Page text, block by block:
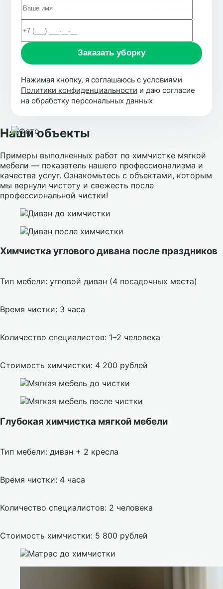
Нажимая кнопку, я соглашаюсь с условиями
Политики конфиденциальности и даю согласие
на обработку персональных данных
Наши объекты
Примеры выполненных работ по химчистке мягкой
мебели — показатель нашего профессионализма и
качества услуг. Ознакомьтесь с объектами, которым
мы вернули чистоту и свежесть после
профессиональной чистки!
Химчистка углового дивана после праздников
Тип мебели: угловой диван (4 посадочных места)
Время чистки: 3 часа
Количество специалистов: 1–2 человека
Стоимость химчистки: 4 200 рублей
Глубокая химчистка мягкой мебели
Тип мебели: диван + 2 кресла
Время чистки: 4 часа
Количество специалистов: 2 человека
Стоимость химчистки: 5 800 рублей